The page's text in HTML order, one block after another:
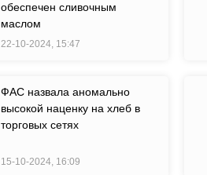
обеспечен сливочным
маслом
22-10-2024, 15:47
ФАС назвала аномально
высокой наценку на хлеб в
торговых сетях
15-10-2024, 16:09